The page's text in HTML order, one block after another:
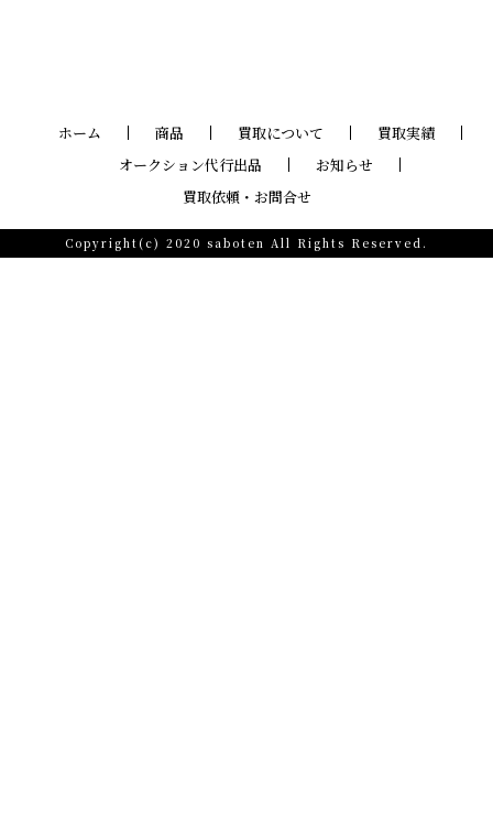
ホーム 商品 買取について
買取実績
オークション代行出品
お知らせ
買取依頼・お問合せ
Copyright(c) 2020 saboten All Rights Reserved.